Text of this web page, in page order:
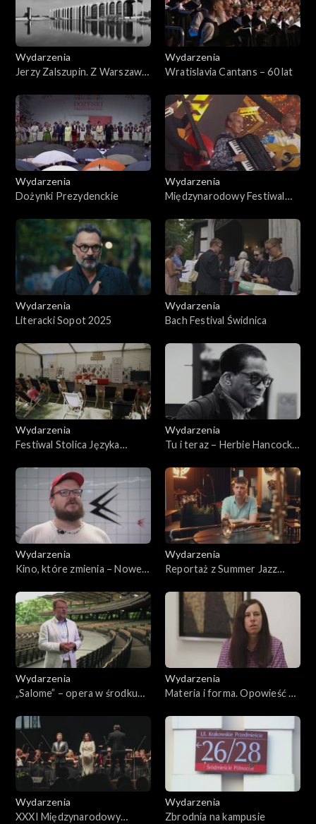
Wydarzenia
Jerzy Zalszupin. Z Warszawy
Wydarzenia
Wratislavia Cantans – 60 lat
Wydarzenia
Dożynki Prezydenckie
Wydarzenia
Międzynarodowy Festiwal
Romane Dyvesa. Gorzów
Wielkopolski 2025
Wydarzenia
Literacki Sopot 2025
Wydarzenia
Bach Festival Świdnica
Wydarzenia
Festiwal Stolica Języka
2025
Wydarzenia
Tu i teraz – Herbie Hancock
Wydarzenia
Kino, które zmienia – Nowe
Wydarzenia
Reportaż z Summer Jazz
Wydarzenia
„Salome” – opera w środku
Wydarzenia
Materia i forma. Opowieść o
Wydarzenia
XXXI Międzynarodowy
Wydarzenia
Zbrodnia na kampusie